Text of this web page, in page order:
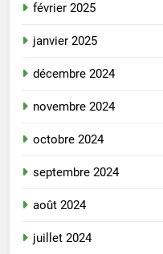
février 2025
janvier 2025
décembre 2024
novembre 2024
octobre 2024
septembre 2024
août 2024
juillet 2024